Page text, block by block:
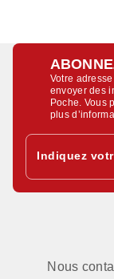
Votre
envoyer des
Poche. Vous
plus
Indiquez
Nous